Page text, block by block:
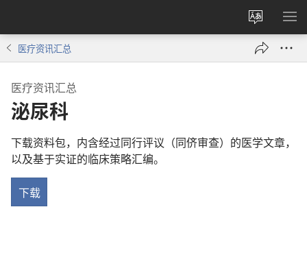
更
改
网
显
医疗资讯汇总
医疗资讯汇总
泌尿科
下载资料包，内含经过同行评议（同侪审查）的医学文章，
以及基于实证的临床策略汇编。
下载